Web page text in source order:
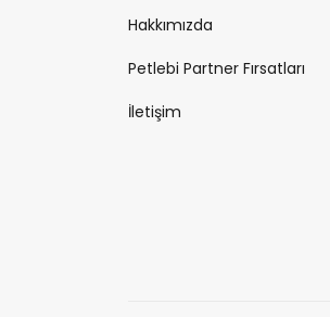
Hakkımızda
Petlebi Partner Fırsatları
İletişim